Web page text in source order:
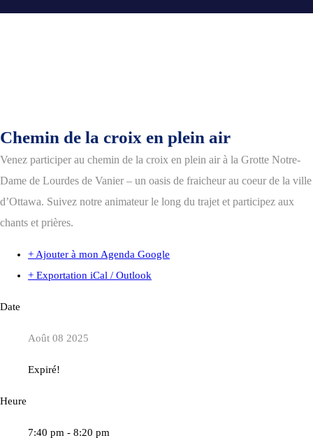
Chemin de la croix en plein air
Venez participer au chemin de la croix en plein air à la Grotte Notre-
Dame de Lourdes de Vanier – un oasis de fraicheur au coeur de la ville
d’Ottawa. Suivez notre animateur le long du trajet et participez aux
chants et prières.
+ Ajouter à mon Agenda Google
+ Exportation iCal / Outlook
Date
Août 08 2025
Expiré!
Heure
7:40 pm - 8:20 pm